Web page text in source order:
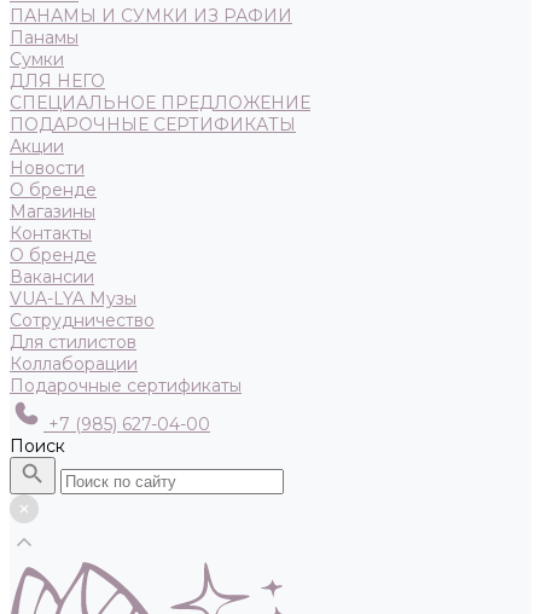
ПАНАМЫ И СУМКИ ИЗ РАФИИ
Панамы
Сумки
ДЛЯ НЕГО
СПЕЦИАЛЬНОЕ ПРЕДЛОЖЕНИЕ
ПОДАРОЧНЫЕ СЕРТИФИКАТЫ
Акции
Новости
О бренде
Магазины
Контакты
О бренде
Вакансии
VUA-LYA Музы
Сотрудничество
Для стилистов
Коллаборации
Подарочные сертификаты
+7 (985) 627-04-00
Поиск